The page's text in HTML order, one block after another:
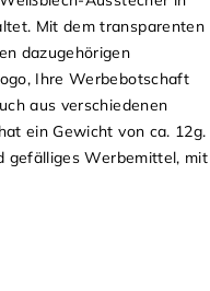
Mit dem transparenten
dazugehörigen
Ihre Werbebotschaft
aus verschiedenen
ein Gewicht von ca. 12g.
gefälliges Werbemittel, mit